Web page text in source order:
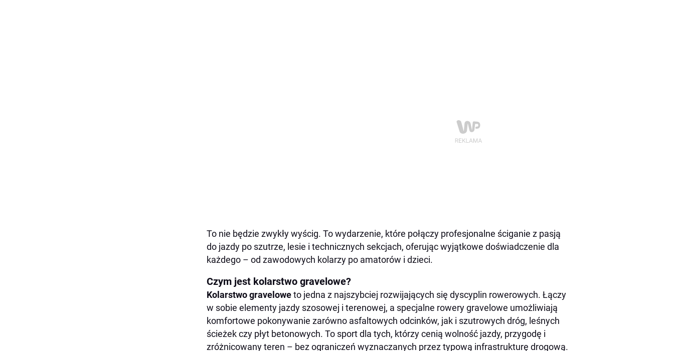
To nie będzie zwykły wyścig. To wydarzenie, które połączy profesjonalne ściganie z pasją
do jazdy po szutrze, lesie i technicznych sekcjach, oferując wyjątkowe doświadczenie dla
każdego – od zawodowych kolarzy po amatorów i dzieci.
Czym jest kolarstwo gravelowe?
Kolarstwo graveloweto jedna z najszybciej rozwijających się dyscyplin rowerowych. Łączy
w sobie elementy jazdy szosowej i terenowej, a specjalne rowery gravelowe umożliwiają
komfortowe pokonywanie zarówno asfaltowych odcinków, jak i szutrowych dróg, leśnych
ścieżek czy płyt betonowych. To sport dla tych, którzy cenią wolność jazdy, przygodę i
zróżnicowany teren – bez ograniczeń wyznaczanych przez typową infrastrukturę drogową.